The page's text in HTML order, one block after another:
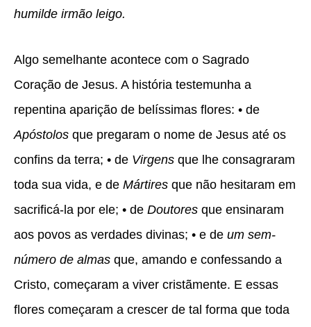
humilde irmão leigo.
Algo semelhante acontece com o Sagrado
Coração de Jesus. A história testemunha a
repentina aparição de belíssimas flores: • de
Apóstolos que pregaram o nome de Jesus até os
confins da terra; • de Virgens que lhe consagraram
toda sua vida, e de Mártires que não hesitaram em
sacrificá-la por ele; • de Doutores que ensinaram
aos povos as verdades divinas; • e de um sem-
número de almas que, amando e confessando a
Cristo, começaram a viver cristãmente. E essas
flores começaram a crescer de tal forma que toda